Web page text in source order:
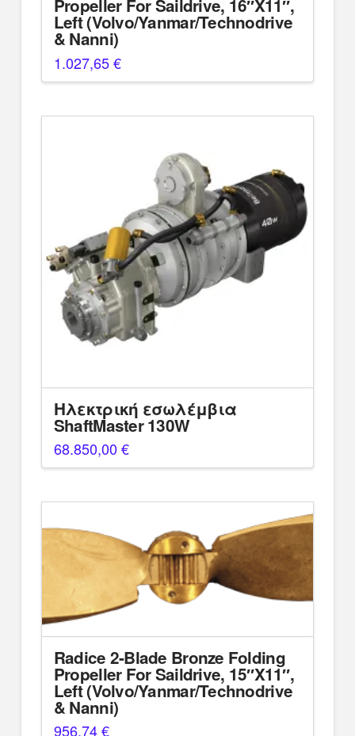
Propeller For Saildrive, 16″X11″,
Left (Volvo/Yanmar/Technodrive
& Nanni)
1.027,65€
Ηλεκτρική εσωλέμβια
ShaftMaster 130W
68.850,00€
Radice 2-Blade Bronze Folding
Propeller For Saildrive, 15″X11″,
Left (Volvo/Yanmar/Technodrive
& Nanni)
956,74€